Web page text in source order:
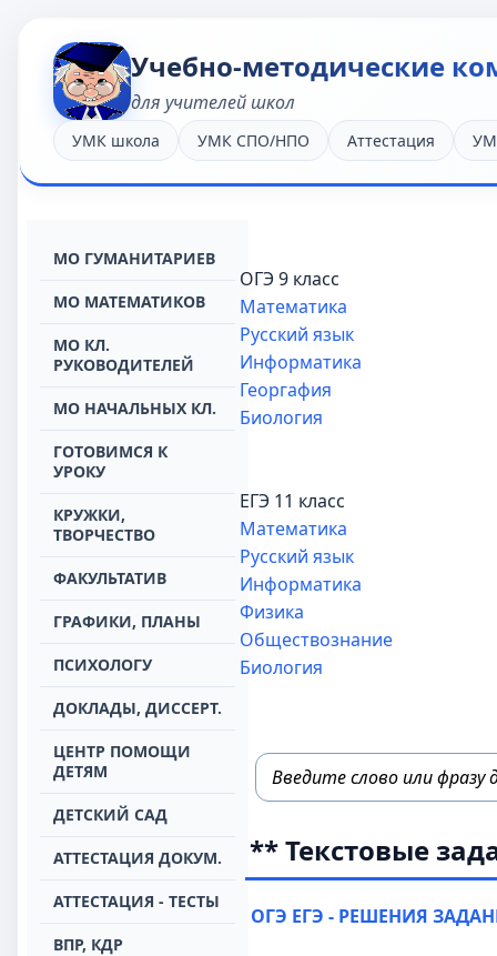
Учебно-методические
для учителей школ
УМК школа УМК СПО/НПО Аттестация
МО ГУМАНИТАРИЕВ
МО МАТЕМАТИКОВ
МО КЛ.
РУКОВОДИТЕЛЕЙ
МО НАЧАЛЬНЫХ КЛ.
ГОТОВИМСЯ К
УРОКУ
КРУЖКИ,
ТВОРЧЕСТВО
ФАКУЛЬТАТИВ
ГРАФИКИ, ПЛАНЫ
ПСИХОЛОГУ
ДОКЛАДЫ, ДИССЕРТ.
ЦЕНТР ПОМОЩИ
ДЕТЯМ
ДЕТСКИЙ САД
АТТЕСТАЦИЯ ДОКУМ.
АТТЕСТАЦИЯ - ТЕСТЫ
ВПР, КДР
ОГЭ 9 класс
Математика
Русский язык
Информатика
Георгафия
Биология
ЕГЭ 11 класс
Математика
Русский язык
Информатика
Физика
Обществознание
Биология
** Текстовые
ОГЭ ЕГЭ - РЕШЕНИЯ